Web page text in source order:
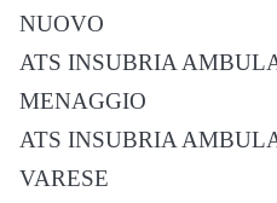
NUOVO
ATS INSUBRIA
MENAGGIO
ATS INSUBRIA
VARESE